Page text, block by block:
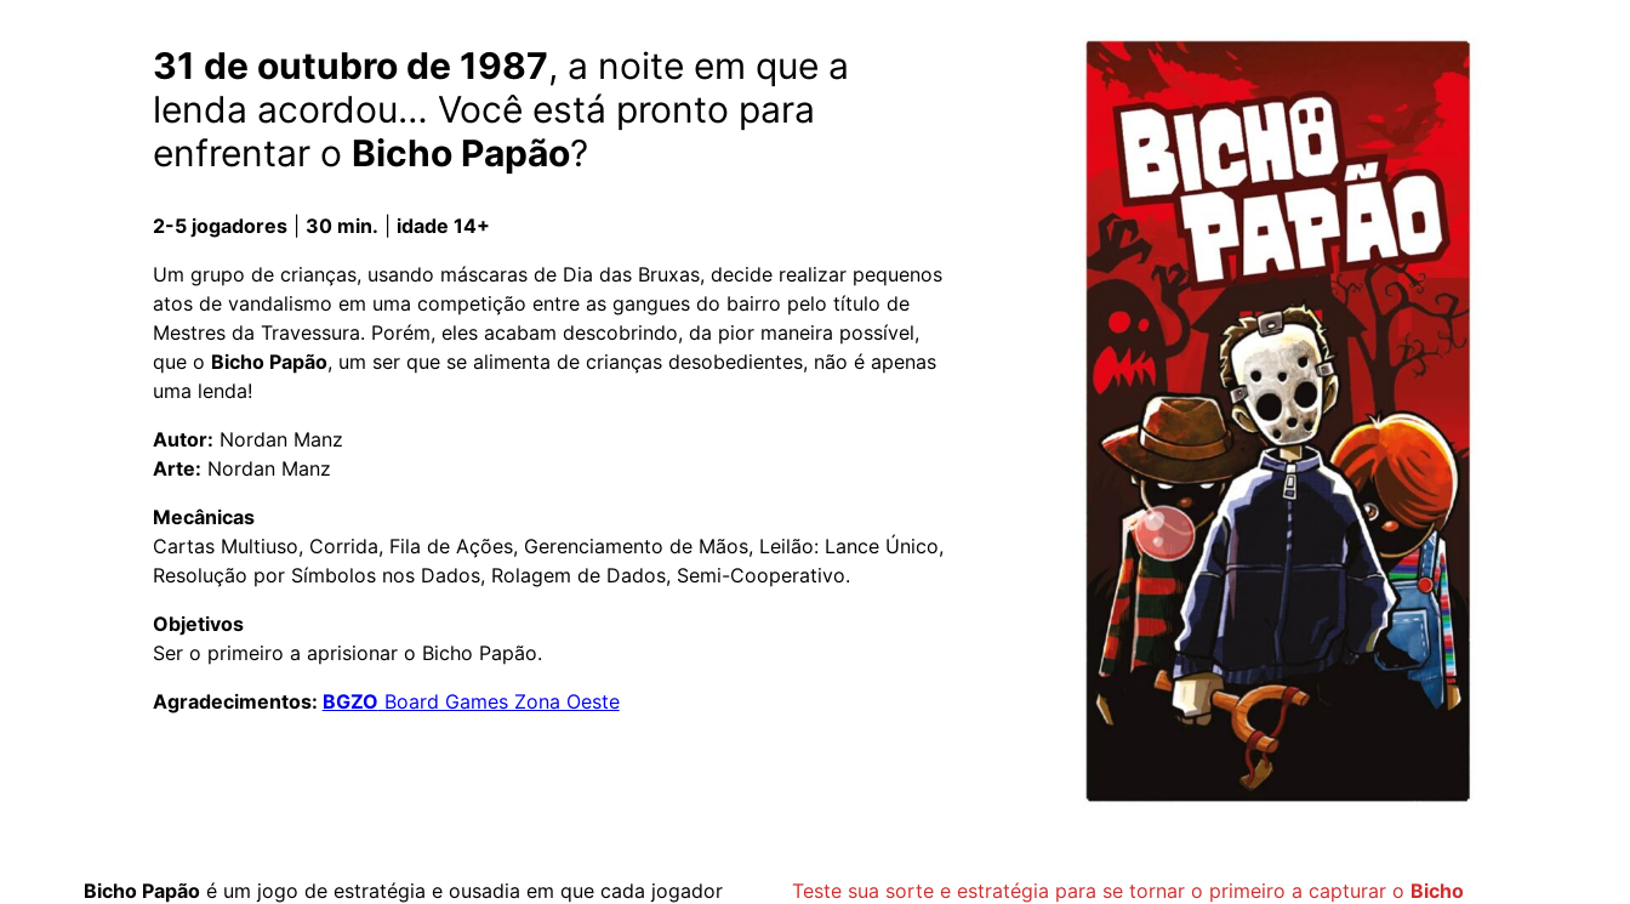
31 de outubro de 1987, a noite em que a
lenda acordou… Você está pronto para
enfrentar o Bicho Papão?
2-5 jogadores| 30 min.
idade 14+
Um grupo de crianças, usando máscaras de Dia das Bruxas, decide realizar pequenos
atos de vandalismo em uma competição entre as gangues do bairro pelo título de
Mestres da Travessura. Porém, eles acabam descobrindo, da pior maneira possível,
que o Bicho Papão, um ser que se alimenta de crianças desobedientes, não é apenas
uma lenda!
Autor: Nordan Manz
Arte: Nordan Manz
Mecânicas
Cartas Multiuso, Corrida, Fila de Ações, Gerenciamento de Mãos, Leilão: Lance Único,
Resolução por Símbolos nos Dados, Rolagem de Dados, Semi-Cooperativo.
Objetivos
Ser o primeiro a aprisionar o Bicho Papão.
Agradecimentos: BGZO Board Games Zona Oeste
Bicho Papão é um jogo de estratégia e ousadia em que cada jogador
Teste sua sorte e estratégia para se tornar o primeiro a capturar o Bicho